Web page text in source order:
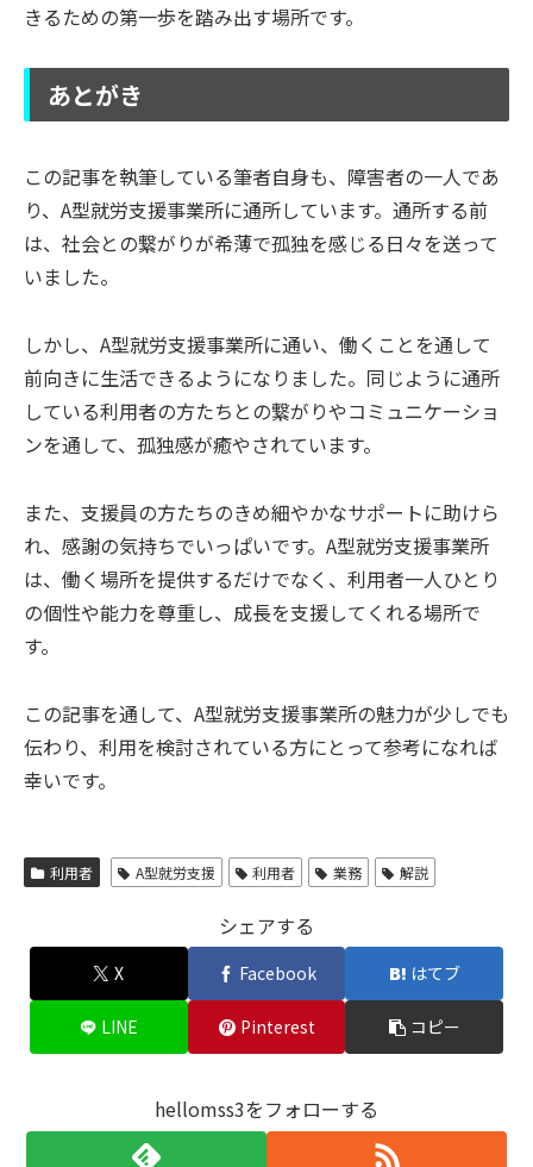
きるための第一歩を踏み出す場所です。
あとがき
この記事を執筆している筆者自身も、障害者の一人であ
り、A型就労支援事業所に通所しています。通所する前
は、社会との繋がりが希薄で孤独を感じる日々を送って
いました。
しかし、A型就労支援事業所に通い、働くことを通して
前向きに生活できるようになりました。同じように通所
している利用者の方たちとの繋がりやコミュニケーショ
ンを通して、孤独感が癒やされています。
また、支援員の方たちのきめ細やかなサポートに助けら
れ、感謝の気持ちでいっぱいです。A型就労支援事業所
は、働く場所を提供するだけでなく、利用者一人ひとり
の個性や能力を尊重し、成長を支援してくれる場所で
す。
この記事を通して、A型就労支援事業所の魅力が少しでも
伝わり、利用を検討されている方にとって参考になれば
幸いです。
利用者 A型就労支援 利用者 業務 解説
シェアする
X Facebook はてブ
LINE Pinterest コピー
hellomss3をフォローする